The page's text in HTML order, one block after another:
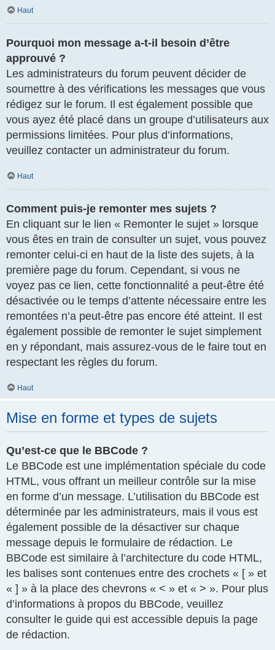
Haut
Pourquoi mon message a-t-il besoin d’être
approuvé ?
Les administrateurs du forum peuvent décider de
soumettre à des vérifications les messages que vous
rédigez sur le forum. Il est également possible que
vous ayez été placé dans un groupe d’utilisateurs aux
permissions limitées. Pour plus d’informations,
veuillez contacter un administrateur du forum.
Haut
Comment puis-je remonter mes sujets ?
En cliquant sur le lien « Remonter le sujet » lorsque
vous êtes en train de consulter un sujet, vous pouvez
remonter celui-ci en haut de la liste des sujets, à la
première page du forum. Cependant, si vous ne
voyez pas ce lien, cette fonctionnalité a peut-être été
désactivée ou le temps d’attente nécessaire entre les
remontées n’a peut-être pas encore été atteint. Il est
également possible de remonter le sujet simplement
en y répondant, mais assurez-vous de le faire tout en
respectant les règles du forum.
Haut
Mise en forme et types de sujets
Qu’est-ce que le BBCode ?
Le BBCode est une implémentation spéciale du code
HTML, vous offrant un meilleur contrôle sur la mise
en forme d’un message. L’utilisation du BBCode est
déterminée par les administrateurs, mais il vous est
également possible de la désactiver sur chaque
message depuis le formulaire de rédaction. Le
BBCode est similaire à l’architecture du code HTML,
les balises sont contenues entre des crochets « [ » et
« ] » à la place des chevrons « < » et « > ». Pour plus
d’informations à propos du BBCode, veuillez
consulter le guide qui est accessible depuis la page
de rédaction.